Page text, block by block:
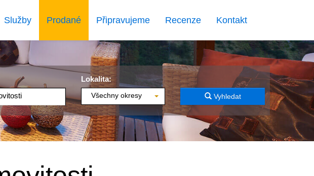
Služby Prodané Připravujeme Recenze Kontakt
Lokalita:
Všechny okresy Vyhledat